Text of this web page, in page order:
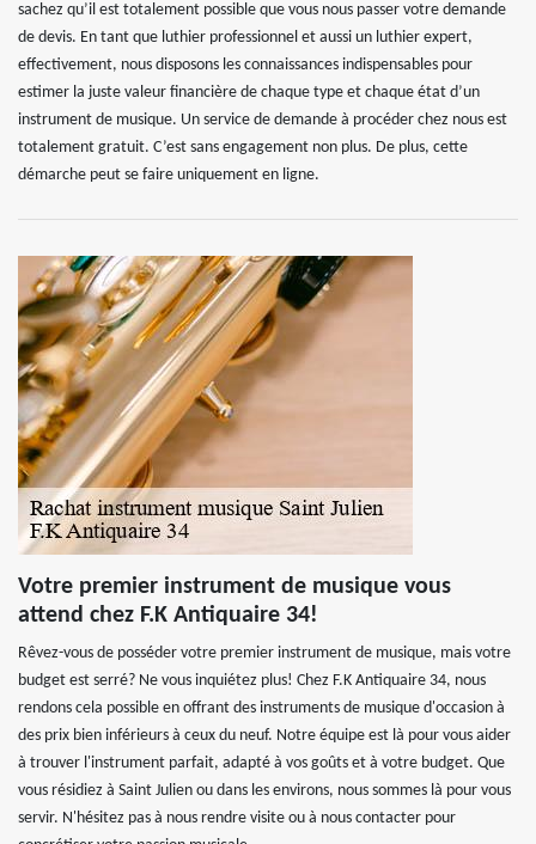
sachez qu’il est totalement possible que vous nous passer votre demande
de devis. En tant que luthier professionnel et aussi un luthier expert,
effectivement, nous disposons les connaissances indispensables pour
estimer la juste valeur financière de chaque type et chaque état d’un
instrument de musique. Un service de demande à procéder chez nous est
totalement gratuit. C’est sans engagement non plus. De plus, cette
démarche peut se faire uniquement en ligne.
Votre premier instrument de musique vous
attend chez F.K Antiquaire 34!
Rêvez-vous de posséder votre premier instrument de musique, mais votre
budget est serré? Ne vous inquiétez plus! Chez F.K Antiquaire 34, nous
rendons cela possible en offrant des instruments de musique d'occasion à
des prix bien inférieurs à ceux du neuf. Notre équipe est là pour vous aider
à trouver l'instrument parfait, adapté à vos goûts et à votre budget. Que
vous résidiez à Saint Julien ou dans les environs, nous sommes là pour vous
servir. N'hésitez pas à nous rendre visite ou à nous contacter pour